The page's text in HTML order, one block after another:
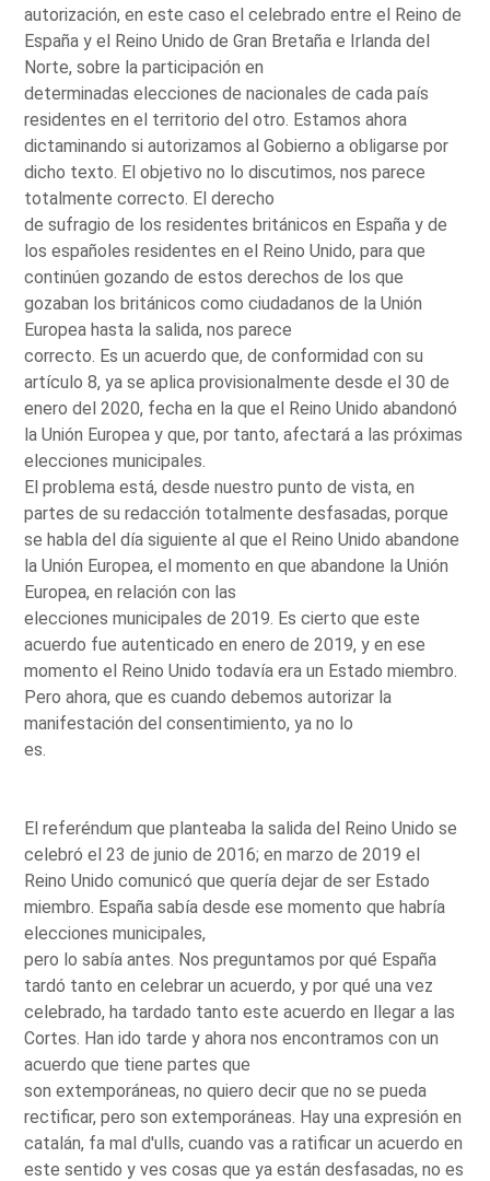
autorización, en este caso el celebrado entre el Reino de
España y el Reino Unido de Gran Bretaña e Irlanda del
Norte, sobre la participación en
determinadas elecciones de nacionales de cada país
residentes en el territorio del otro. Estamos ahora
dictaminando si autorizamos al Gobierno a obligarse por
dicho texto. El objetivo no lo discutimos, nos parece
totalmente correcto. El derecho
de sufragio de los residentes británicos en España y de
los españoles residentes en el Reino Unido, para que
continúen gozando de estos derechos de los que
gozaban los británicos como ciudadanos de la Unión
Europea hasta la salida, nos parece
correcto. Es un acuerdo que, de conformidad con su
artículo 8, ya se aplica provisionalmente desde el 30 de
enero del 2020, fecha en la que el Reino Unido abandonó
la Unión Europea y que, por tanto, afectará a las próximas
elecciones municipales.
El problema está, desde nuestro punto de vista, en
partes de su redacción totalmente desfasadas, porque
se habla del día siguiente al que el Reino Unido abandone
la Unión Europea, el momento en que abandone la Unión
Europea, en relación con las
elecciones municipales de 2019. Es cierto que este
acuerdo fue autenticado en enero de 2019, y en ese
momento el Reino Unido todavía era un Estado miembro.
Pero ahora, que es cuando debemos autorizar la
manifestación del consentimiento, ya no lo
es.
El referéndum que planteaba la salida del Reino Unido se
celebró el 23 de junio de 2016; en marzo de 2019 el
Reino Unido comunicó que quería dejar de ser Estado
miembro. España sabía desde ese momento que habría
elecciones municipales,
pero lo sabía antes. Nos preguntamos por qué España
tardó tanto en celebrar un acuerdo, y por qué una vez
celebrado, ha tardado tanto este acuerdo en llegar a las
Cortes. Han ido tarde y ahora nos encontramos con un
acuerdo que tiene partes que
son extemporáneas, no quiero decir que no se pueda
rectificar, pero son extemporáneas. Hay una expresión en
catalán, fa mal d'ulls, cuando vas a ratificar un acuerdo en
este sentido y ves cosas que ya están desfasadas, no es